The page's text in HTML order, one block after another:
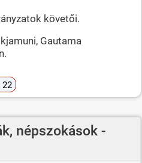
követői.
Gautama
22
népszokások -